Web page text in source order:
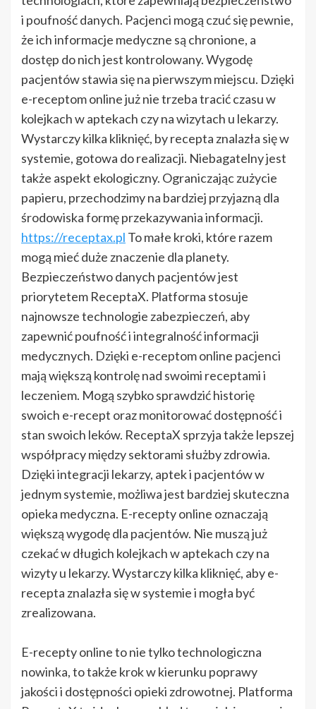
i poufność danych. Pacjenci mogą czuć się pewnie,
że ich informacje medyczne są chronione, a
dostęp do nich jest kontrolowany. Wygodę
pacjentów stawia się na pierwszym miejscu. Dzięki
e-receptom online już nie trzeba tracić czasu w
kolejkach w aptekach czy na wizytach u lekarzy.
Wystarczy kilka kliknięć, by recepta znalazła się w
systemie, gotowa do realizacji. Niebagatelny jest
także aspekt ekologiczny. Ograniczając zużycie
papieru, przechodzimy na bardziej przyjazną dla
środowiska formę przekazywania informacji.
https://receptax.pl To małe kroki, które razem
mogą mieć duże znaczenie dla planety.
Bezpieczeństwo danych pacjentów jest
priorytetem ReceptaX. Platforma stosuje
najnowsze technologie zabezpieczeń, aby
zapewnić poufność i integralność informacji
medycznych. Dzięki e-receptom online pacjenci
mają większą kontrolę nad swoimi receptami i
leczeniem. Mogą szybko sprawdzić historię
swoich e-recept oraz monitorować dostępność i
stan swoich leków. ReceptaX sprzyja także lepszej
współpracy między sektorami służby zdrowia.
Dzięki integracji lekarzy, aptek i pacjentów w
jednym systemie, możliwa jest bardziej skuteczna
opieka medyczna. E-recepty online oznaczają
większą wygodę dla pacjentów. Nie muszą już
czekać w długich kolejkach w aptekach czy na
wizyty u lekarzy. Wystarczy kilka kliknięć, aby e-
recepta znalazła się w systemie i mogła być
zrealizowana.
E-recepty online to nie tylko technologiczna
nowinka, to także krok w kierunku poprawy
jakości i dostępności opieki zdrowotnej. Platforma